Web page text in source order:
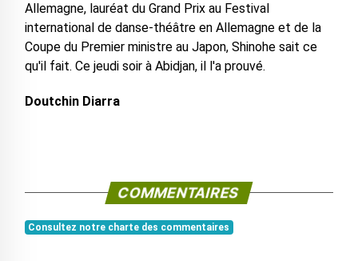
Allemagne, lauréat du Grand Prix au Festival
international de danse-théâtre en Allemagne et de la
Coupe du Premier ministre au Japon, Shinohe sait ce
qu'il fait. Ce jeudi soir à Abidjan, il l'a prouvé.
Doutchin Diarra
COMMENTAIRES
Consultez notre charte des commentaires